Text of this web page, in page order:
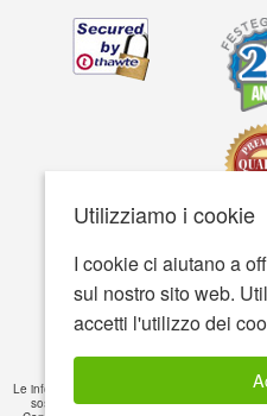
Utilizziamo i cookie
I cookie ci aiutano a
sul nostro sito web.
accetti l'utilizzo dei
Accessibilità Termini
© Copyright 2001-2026
Le informazioni fornite su questo sito sono
sostituire raccomandazioni mediche o